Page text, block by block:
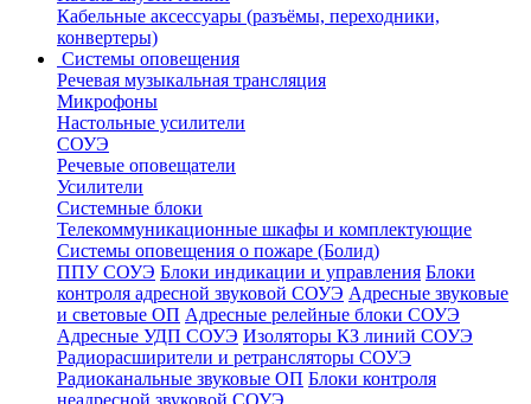
Кабельные аксессуары (разъёмы, переходники,
конвертеры)
Системы оповещения
Речевая музыкальная трансляция
Микрофоны
Настольные усилители
СОУЭ
Речевые оповещатели
Усилители
Системные блоки
Телекоммуникационные шкафы и комплектующие
Системы оповещения о пожаре (Болид)
ППУ СОУЭ Блоки индикации и управления Блоки
контроля адресной звуковой СОУЭ Адресные звуковые
и световые ОП Адресные релейные блоки СОУЭ
Адресные УДП СОУЭ Изоляторы КЗ линий СОУЭ
Радиорасширители и ретрансляторы СОУЭ
Радиоканальные звуковые ОП Блоки контроля
неадресной звуковой СОУЭ